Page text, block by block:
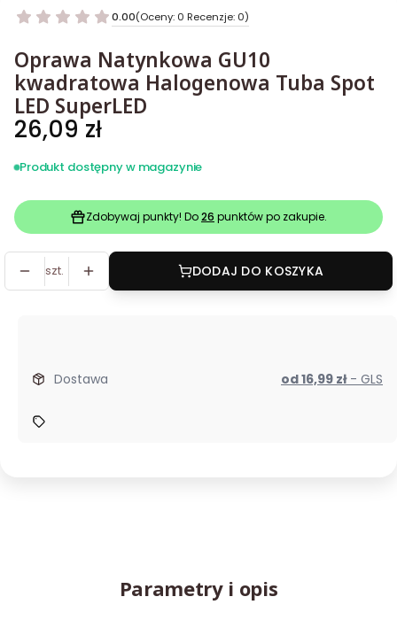
0.00(Oceny: 0 Recenzje: 0)
Oprawa Natynkowa GU10
kwadratowa Halogenowa Tuba Spot
LED SuperLED
Cena
26,09 zł
Produkt dostępny w magazynie
Zdobywaj punkty! Do26 punktów po zakupie.
szt. DODAJ DO KOSZYKA
Dostawa od 16,99 zł - GLS
Parametry i opis